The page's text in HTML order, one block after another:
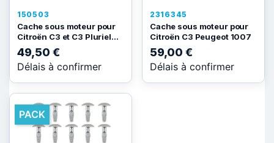
150503
Cache sous moteur pour
Citroën C3 et C3 Pluriel...
49,50 €
Délais à confirmer
2316345
Cache sous moteur pour
Citroën C3 Peugeot 1007
59,00 €
Délais à confirmer
PACK